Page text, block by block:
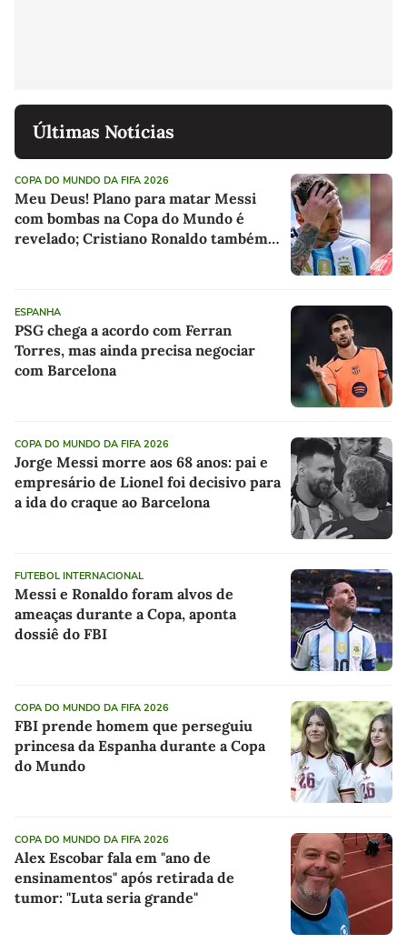
Últimas Notícias
COPA DO MUNDO DA FIFA 2026
Meu Deus! Plano para matar Messi
com bombas na Copa do Mundo é
revelado; Cristiano Ronaldo também
ESPANHA
PSG chega a acordo com Ferran
Torres, mas ainda precisa negociar
com Barcelona
COPA DO MUNDO DA FIFA 2026
Jorge Messi morre aos 68 anos: pai e
empresário de Lionel foi decisivo para
a ida do craque ao Barcelona
FUTEBOL INTERNACIONAL
Messi e Ronaldo foram alvos de
ameaças durante a Copa, aponta
dossiê do FBI
COPA DO MUNDO DA FIFA 2026
FBI prende homem que perseguiu
princesa da Espanha durante a Copa
do Mundo
COPA DO MUNDO DA FIFA 2026
Alex Escobar fala em "ano de
ensinamentos" após retirada de
tumor: "Luta seria grande"